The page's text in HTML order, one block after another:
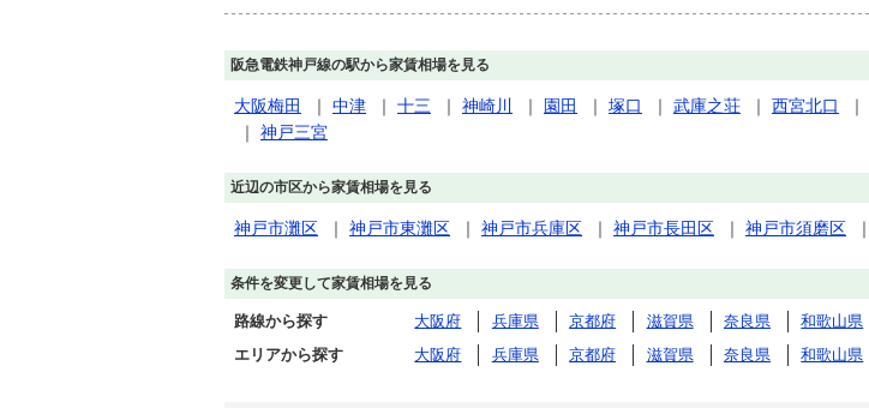
阪急電鉄神戸線の駅から家賃相場を見る
大阪梅田 ｜ 中津 ｜ 十三 ｜ 神崎川 ｜ 園田 ｜ 塚口 ｜ 武庫之荘 ｜ 西宮北口 ｜
｜ 神戸三宮
近辺の市区から家賃相場を見る
神戸市灘区 ｜ 神戸市東灘区 ｜ 神戸市兵庫区 ｜ 神戸市長田区 ｜ 神戸市須磨区 ｜
条件を変更して家賃相場を見る
路線から探す 大阪府 兵庫県 京都府 滋賀県 奈良県
和歌山県
エリアから探す
大阪府 兵庫県 京都府 滋賀県 奈良県 和歌山県